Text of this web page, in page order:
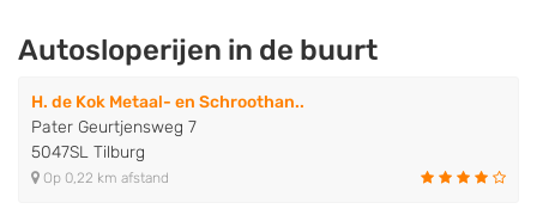
Autosloperijen in de buurt
H. de Kok Metaal- en Schroothan..
Pater Geurtjensweg 7
5047SL Tilburg
Op 0,22 km afstand